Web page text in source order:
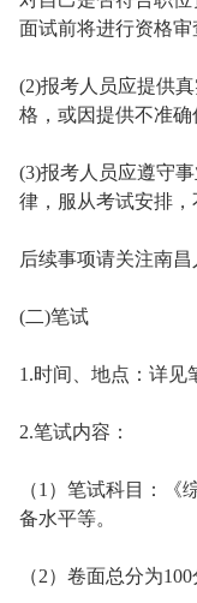
面试前将进行资格审
(2)报考人员应提供
格，或因提供不准
(3)报考人员应遵守
律，服从考试安排，
后续事项请关注南
(二)笔试
1.时间、地点：详见
2.笔试内容：
（1）笔试科目：
备水平等。
（2）卷面总分为